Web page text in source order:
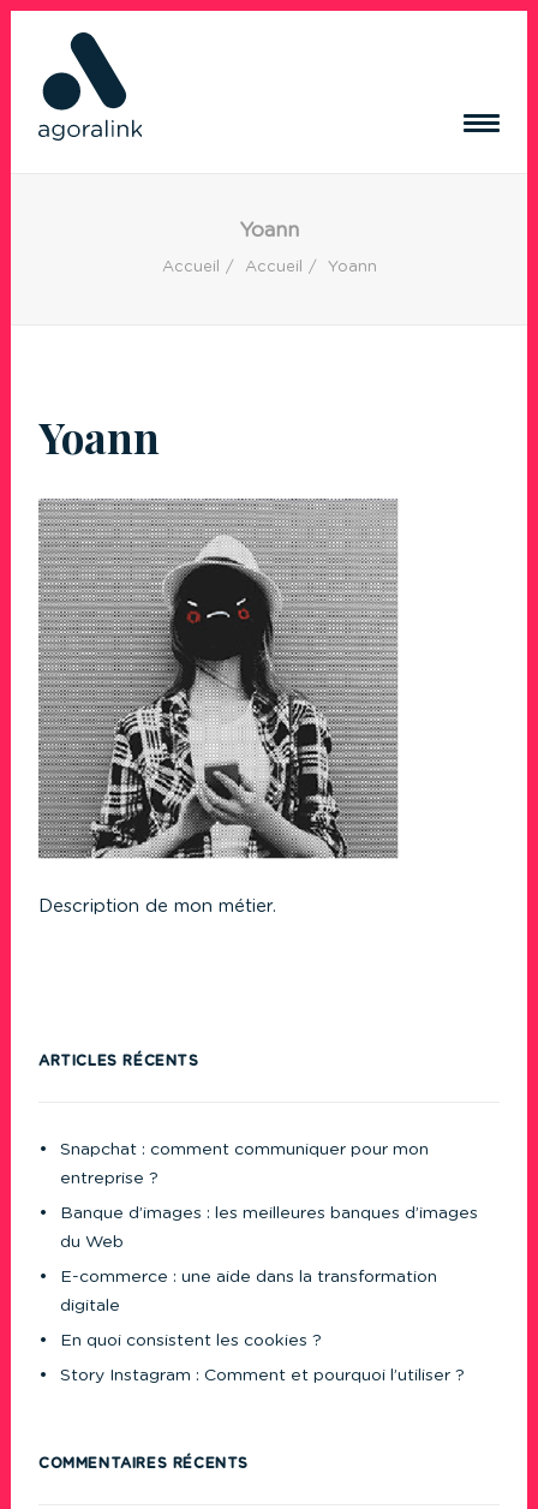
RÉSEAUX SOCIAUX
CONTACT
Yoann
Accueil Accueil Yoann
Yoann
Description de mon métier.
ARTICLES RÉCENTS
Snapchat : comment communiquer pour mon
entreprise ?
Banque d’images : les meilleures banques d’images
du Web
E-commerce : une aide dans la transformation
digitale
En quoi consistent les cookies ?
Story Instagram : Comment et pourquoi l’utiliser ?
COMMENTAIRES RÉCENTS